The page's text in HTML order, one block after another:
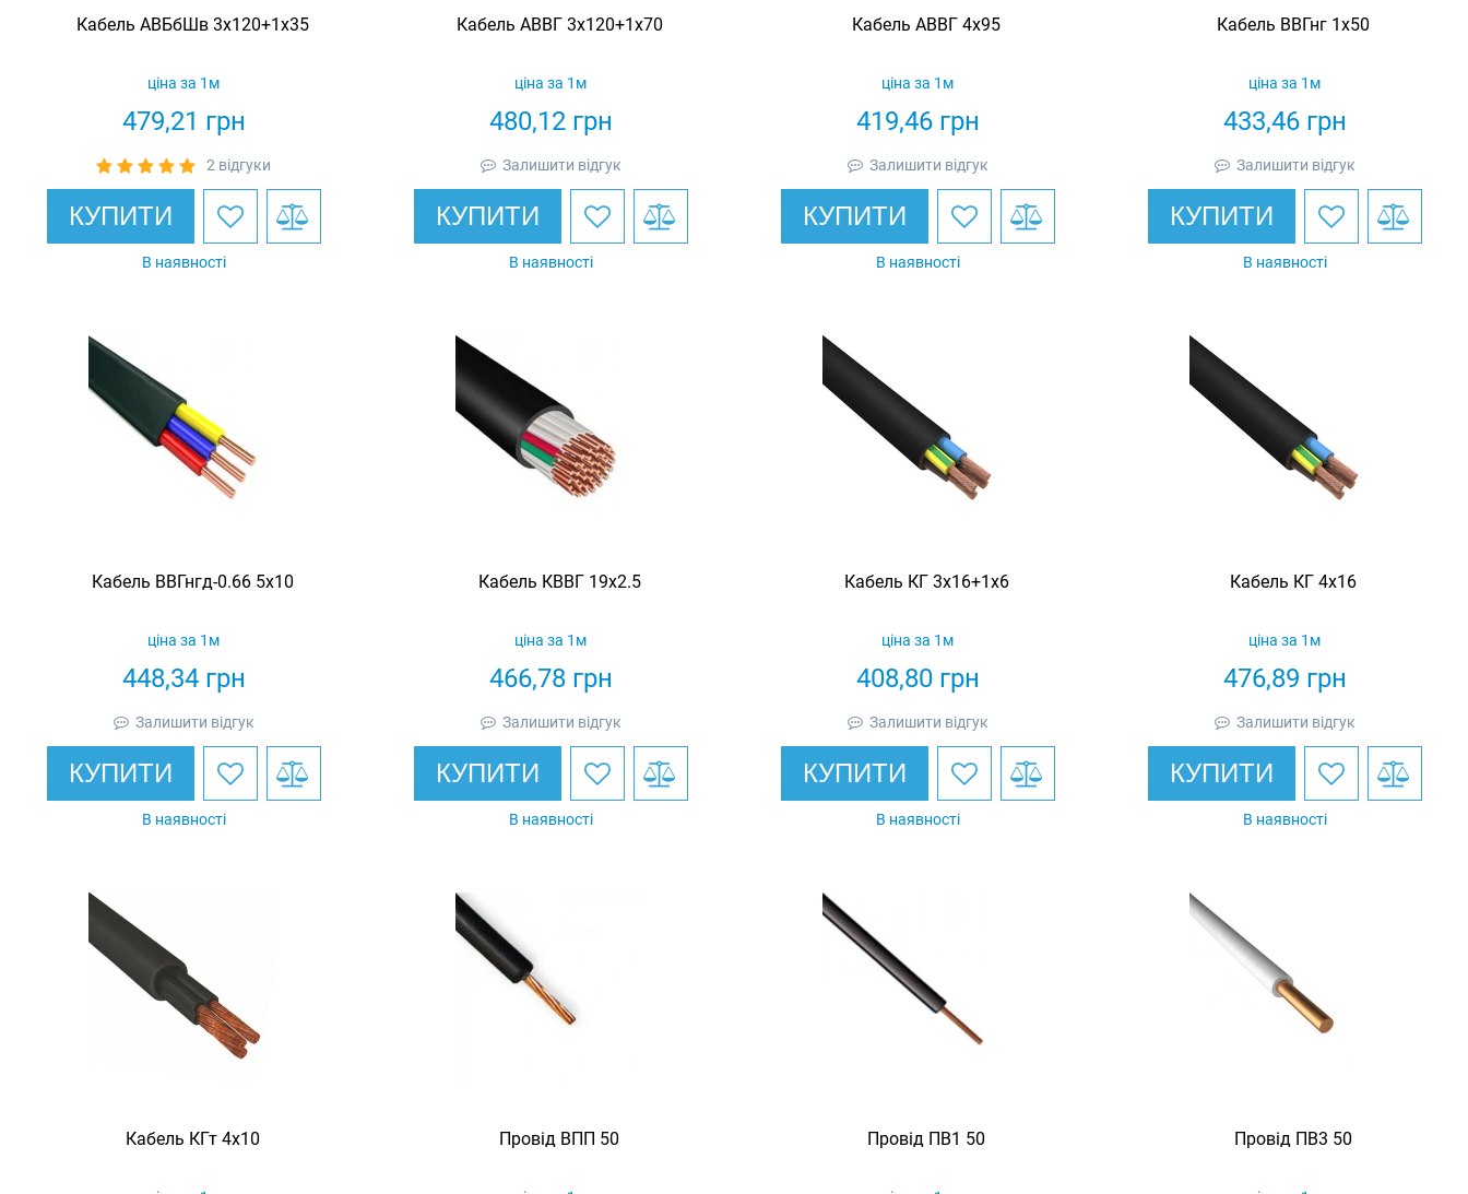
Кабель АВБбШв 3х120+1х35
479,21 грн
ціна за 1м
2 відгуки
КУПИТИ
В наявності
Кабель АВВГ 3х120+1х70
480,12грн
ціна за 1м
Залишити відгук
КУПИТИ
В наявності
Кабель АВВГ 4х95
419,46грн
ціна за 1м
Залишити відгук
КУПИТИ
В наявності
Кабель ВВГнг 1х50
433,46грн
ціна за 1м
Залишити відгук
КУПИТИ
В наявності
Кабель ВВГнгд-0.66 5х10
448,34грн
ціна за 1м
Залишити відгук
КУПИТИ
В наявності
Кабель КВВГ 19х2.5
466,78грн
ціна за 1м
Залишити відгук
КУПИТИ
В наявності
Кабель КГ 3х16+1х6
408,80грн
ціна за 1м
Залишити відгук
КУПИТИ
В наявності
Кабель КГ 4х16
476,89 грн
ціна за 1м
Залишити відгук
КУПИТИ
В наявності
Кабель КГт 4х10 Провід ВПП 50 Провід ПВ1 50 Провід ПВ3 50